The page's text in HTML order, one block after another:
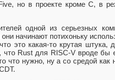
но в проекте кроме C, в
одной из серьезных
начинают потихоньку
это какая-то крутая
что Rust для RISC-V вроде
что нужно, ну а со средой как